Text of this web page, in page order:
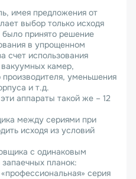
имея предложения от
выбор только исходя
принято решение
в упрощенном
счет использования
камер,
уменьшения
и т.д.
аппараты такой же – 12
между сериями при
исходя из условий
с одинаковым
планок:
серия